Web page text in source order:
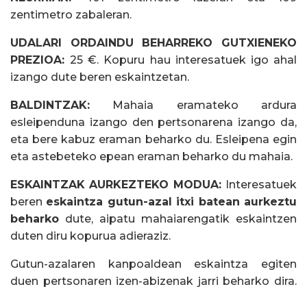
zentimetro zabaleran.
UDALARI ORDAINDU BEHARREKO GUTXIENEKO
PREZIOA:25 €. Kopuru hau interesatuek igo ahal
izango dute beren eskaintzetan.
BALDINTZAK: Mahaia eramateko ardura
esleipenduna izango den pertsonarena izango da,
eta bere kabuz eraman beharko du. Esleipena egin
eta astebeteko epean eraman beharko du mahaia.
ESKAINTZAK AURKEZTEKO MODUA:
Interesatuek
beren eskaintza gutun-azal itxi batean aurkeztu
beharko dute, aipatu mahaiarengatik eskaintzen
duten diru kopurua adieraziz.
Gutun-azalaren kanpoaldean eskaintza egiten
duen pertsonaren izen-abizenak jarri beharko dira.